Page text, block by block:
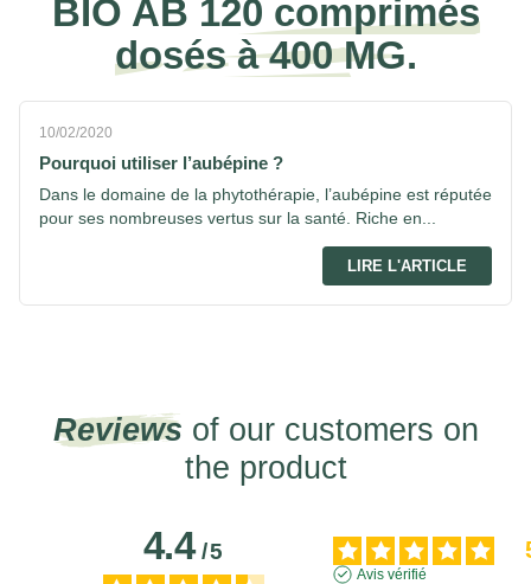
BIO AB 120 comprimés
dosés à 400 MG.
10/02/2020
Pourquoi utiliser l’aubépine ?
Dans le domaine de la phytothérapie, l’aubépine est réputée
pour ses nombreuses vertus sur la santé. Riche en...
LIRE L'ARTICLE
Reviews of our customers on
the product
4.4/5
Avis vérifié